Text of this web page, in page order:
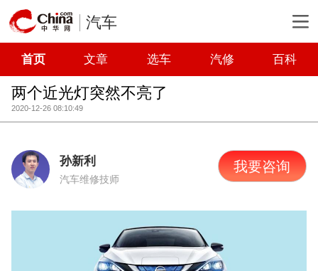
汽车
首页 文章 选车 汽修 百科
两个近光灯突然不亮了
2020-12-26 08:10:49
孙新利
汽车维修技师
我要咨询